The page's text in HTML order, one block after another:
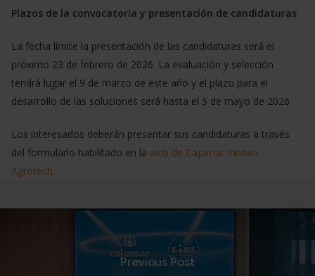
Plazos de la convocatoria y presentación de candidaturas
La fecha límite la presentación de las candidaturas será el
próximo 23 de febrero de 2026. La evaluación y selección
tendrá lugar el 9 de marzo de este año y el plazo para el
desarrollo de las soluciones será hasta el 5 de mayo de 2026.
Los interesados deberán presentar sus candidaturas a través
del formulario habilitado en la web de Cajamar Innova
Agrotech.
Previous Post